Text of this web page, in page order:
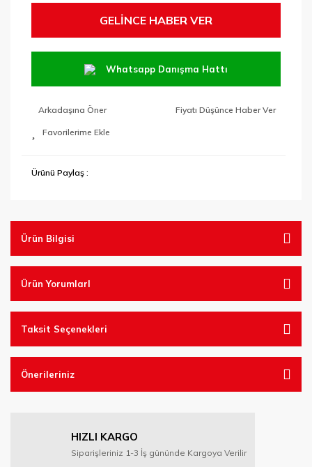
GELİNCE HABER VER
Whatsapp Danışma Hattı
Arkadaşına Öner Fiyatı Düşünce Haber Ver
Ürünü Paylaş :
Ürün Bilgisi
Ürün YorumlarI
Taksit Seçenekleri
Önerileriniz
HIZLI KARGO
Siparişleriniz 1-3 İş gününde Kargoya Verilir